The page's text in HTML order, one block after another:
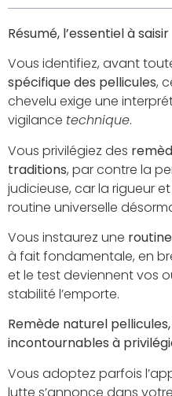
Résumé, l’essentiel à saisir
Vous identifiez, avant
spécifique des pellicules,
chevelu exige une
vigilance technique.
Vous privilégiez des
traditions, par contre la
judicieuse, car la rigueur
routine universelle
Vous instaurez une
à fait fondamentale, en
et le test deviennent vos
stabilité l’emporte.
Remède naturel
incontournables à
Vous adoptez parfois
lutte s’annonce dans